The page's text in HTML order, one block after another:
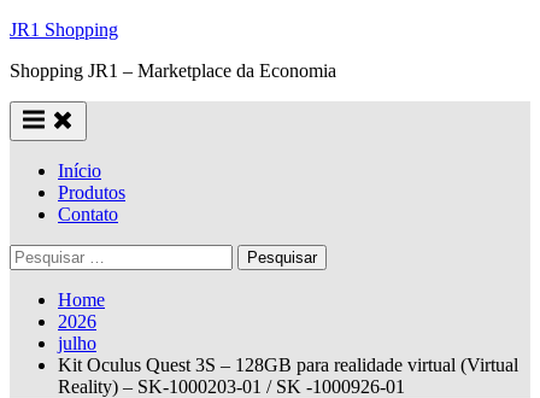
Skip
content
JR1 Shopping
Shopping JR1 – Marketplace da Economia
Início
Produtos
Contato
Pesquisar
por:
Home
2026
julho
Kit Oculus Quest 3S – 128GB para realidade virtual (Virtual
Reality) – SK-1000203-01 / SK -1000926-01